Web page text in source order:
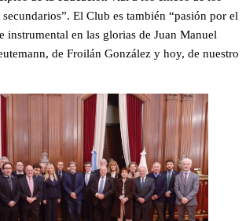
El Club es también “pasión por el
instrumental en las glorias de Juan Manuel
de Froilán González y hoy, de nuestro